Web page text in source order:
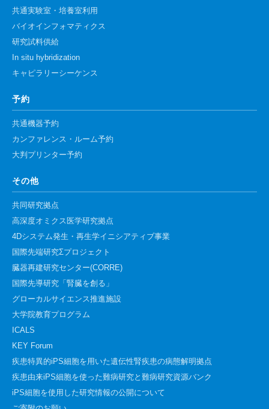
共通実験室・培養室利用
バイオインフォマティクス
研究試料供給
In situ hybridization
キャピラリーシーケンス
予約
共通機器予約
カンファレンス・ルーム予約
大判プリンター予約
その他
共同研究拠点
高深度オミクス医学研究拠点
4Dシステム発生・再生学イニシアティブ事業
国際先端研究Σプロジェクト
臓器再建研究センター(CORRE)
国際先導研究「腎臓を創る」
グローカルサイエンス推進施設
大学院教育プログラム
ICALS
KEY Forum
疾患特異的iPS細胞を用いた遺伝性腎疾患の病態解明拠点
疾患由来iPS細胞を使った難病研究と難病研究資源バンク
iPS細胞を使用した研究情報の公開について